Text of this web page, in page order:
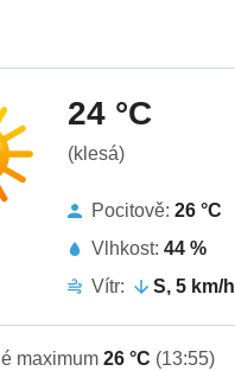
24 °C
(klesá)
Pocitově: 26 °C
Vlhkost: 44 %
Vítr:
S, 5 km/h
maximum 26 °C (13:55)